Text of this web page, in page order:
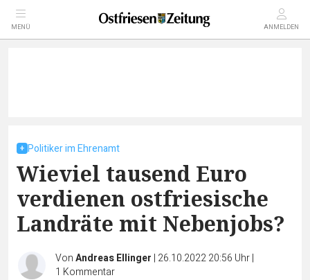
MENÜ ANMELDEN
Politiker im Ehrenamt
Wieviel tausend Euro
verdienen ostfriesische
Landräte mit Nebenjobs?
VonAndreas Ellinger | 26.10.2022 20:56 Uhr|
1 Kommentar